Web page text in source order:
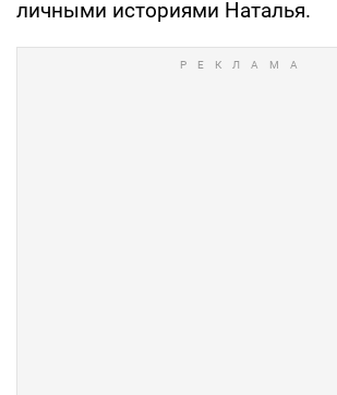
личными историями Наталья.